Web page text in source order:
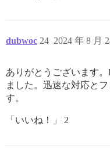
dubwoc 2024 年 8 月
24
ありがとうございます
ました。迅速な対応と
す。
「いいね！」 2